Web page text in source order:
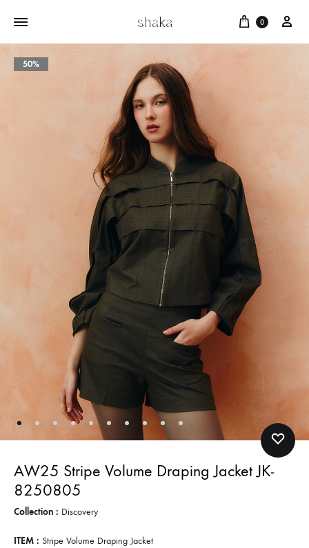
Cart
0
50%
AW25 Stripe Volume Draping Jacket JK-
8250805
Collection : Discovery
ITEM : Stripe Volume Draping Jacket